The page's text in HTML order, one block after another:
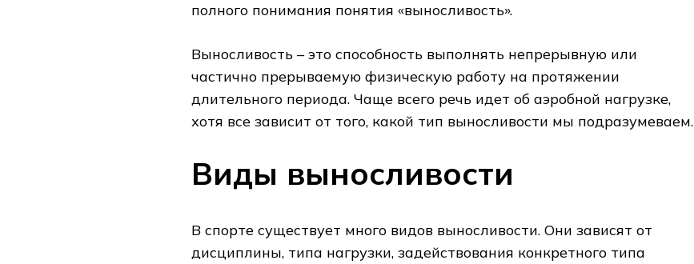
полного понимания понятия «выносливость».
Выносливость – это способность выполнять непрерывную или
частично прерываемую физическую работу на протяжении
длительного периода. Чаще всего речь идет об аэробной нагрузке,
хотя все зависит от того, какой тип выносливости мы подразумеваем.
Виды выносливости
В спорте существует много видов выносливости. Они зависят от
дисциплины, типа нагрузки, задействования конкретного типа